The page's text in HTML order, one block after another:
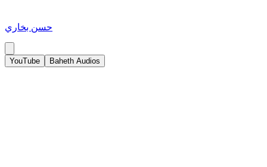
حسن بخاري
YouTube Baheth Audios